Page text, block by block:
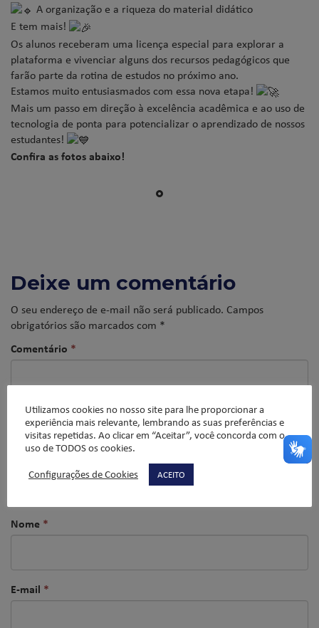
A organização e a riqueza do material didático
E tem mais!
Os alunos receberam uma licença especial para explorar a
plataforma e vivenciar alguns dos recursos pedagógicos que
farão parte da rotina de estudos no próximo ano.
Estamos muito entusiasmados com essa nova etapa!
Mais um passo em direção à excelência acadêmica e ao uso de
tecnologia de ponta para potencializar o aprendizado de nossos
estudantes!
Confira as fotos abaixo!
Deixe um comentário
O seu endereço de e-mail não será publicado. Campos
obrigatórios são marcados com *
Comentário *
Nome *
E-mail *
Utilizamos cookies no nosso site para lhe proporcionar a
experiência mais relevante, lembrando as suas preferências e
visitas repetidas. Ao clicar em “Aceitar”, você concorda com o
uso de TODOS os cookies.
Configurações de Cookies
ACEITO